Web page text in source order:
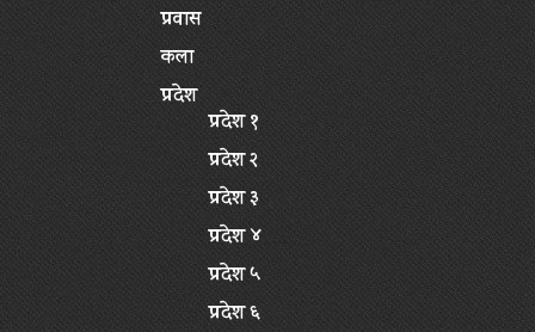
प्रवास
कला
प्रदेश
प्रदेश १
प्रदेश २
प्रदेश ३
प्रदेश ४
प्रदेश ५
प्रदेश ६